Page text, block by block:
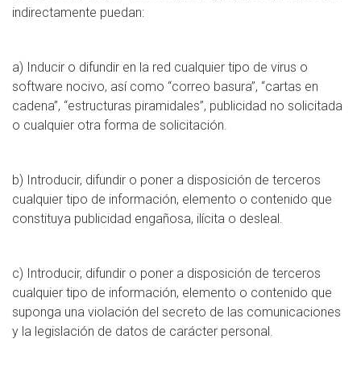
indirectamente puedan:
a) Inducir o difundir en la red cualquier tipo de virus o
software nocivo, así como “correo basura”, “cartas en
cadena”, “estructuras piramidales”, publicidad no solicitada
o cualquier otra forma de solicitación.
b) Introducir, difundir o poner a disposición de terceros
cualquier tipo de información, elemento o contenido que
constituya publicidad engañosa, ilícita o desleal.
c) Introducir, difundir o poner a disposición de terceros
cualquier tipo de información, elemento o contenido que
suponga una violación del secreto de las comunicaciones
y la legislación de datos de carácter personal.